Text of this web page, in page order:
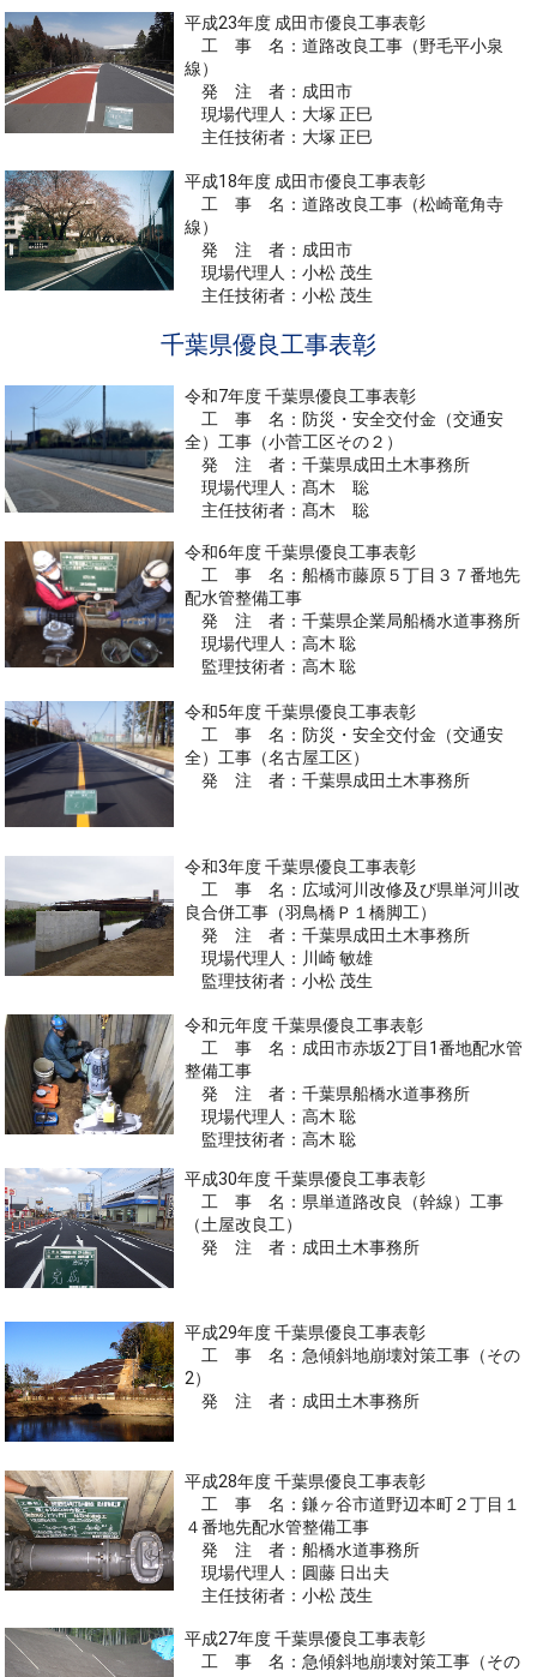
平成23年度 成田市優良工事表彰
工 事 名：道路改良工事（野毛平小泉
線）
発 注 者：成田市
現場代理人：大塚 正巳
主任技術者：大塚 正巳
平成18年度 成田市優良工事表彰
工 事 名：道路改良工事（松崎竜角寺
線）
発 注 者：成田市
現場代理人：小松 茂生
主任技術者：小松 茂生
千葉県優良工事表彰
令和7年度 千葉県優良工事表彰
工 事 名：防災・安全交付金（交通安
全）工事（小菅工区その２）
発 注 者：千葉県成田土木事務所
現場代理人：髙木 聡
主任技術者：髙木 聡
令和6年度 千葉県優良工事表彰
工 事 名：船橋市藤原５丁目３７番地先
配水管整備工事
発 注 者：千葉県企業局船橋水道事務所
現場代理人：高木 聡
監理技術者：高木 聡
令和5年度 千葉県優良工事表彰
工 事 名：防災・安全交付金（交通安
全）工事（名古屋工区）
発 注 者：千葉県成田土木事務所
令和3年度 千葉県優良工事表彰
工 事 名：広域河川改修及び県単河川改
良合併工事（羽鳥橋Ｐ１橋脚工）
発 注 者：千葉県成田土木事務所
現場代理人：川崎 敏雄
監理技術者：小松 茂生
令和元年度 千葉県優良工事表彰
工 事 名：成田市赤坂2丁目1番地配水管
整備工事
発 注 者：千葉県船橋水道事務所
現場代理人：高木 聡
監理技術者：高木 聡
平成30年度 千葉県優良工事表彰
工 事 名：県単道路改良（幹線）工事
（土屋改良工）
発 注 者：成田土木事務所
平成29年度 千葉県優良工事表彰
工 事 名：急傾斜地崩壊対策工事（その
2）
発 注 者：成田土木事務所
平成28年度 千葉県優良工事表彰
工 事 名：鎌ヶ谷市道野辺本町２丁目１
４番地先配水管整備工事
発 注 者：船橋水道事務所
現場代理人：圓藤 日出夫
主任技術者：小松 茂生
平成27年度 千葉県優良工事表彰
工 事 名：急傾斜地崩壊対策工事（その